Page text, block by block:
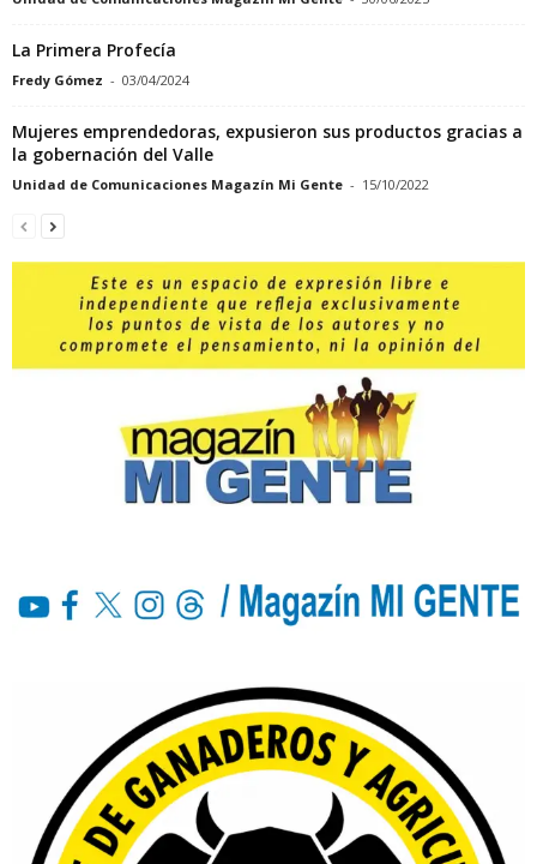
La Primera Profecía
Fredy Gómez - 03/04/2024
Mujeres emprendedoras, expusieron sus productos gracias a
la gobernación del Valle
Unidad de Comunicaciones Magazín Mi Gente - 15/10/2022